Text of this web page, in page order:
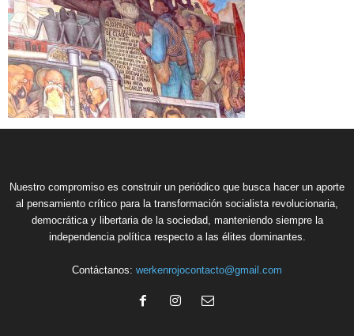
Nuestro compromiso es construir un periódico que busca hacer un aporte
al pensamiento crítico para la transformación socialista revolucionaria,
democrática y libertaria de la sociedad, manteniendo siempre la
independencia política respecto a las élites dominantes.
Contáctanos: werkenrojocontacto@gmail.com